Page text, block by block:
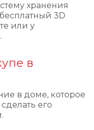
хранения
3D
или у
в
в доме, которое
его